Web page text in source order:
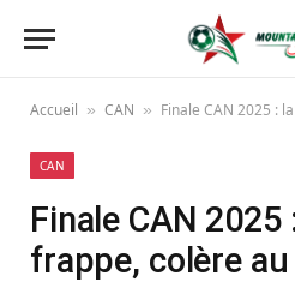
Accueil » CAN » Finale CAN 2025 :
CAN
Finale CAN 2025
frappe, colère